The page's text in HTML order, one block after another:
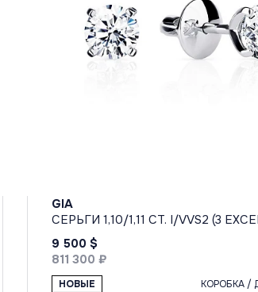
GIA
СЕРЬГИ 1,10/1,11 CT. I/VVS2 (3
9 500 $
811 300 ₽
НОВЫЕ КОРОБКА /